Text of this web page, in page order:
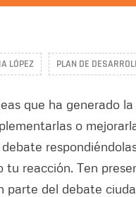
LÓPEZ PLAN DE
que ha generado
o
tu reacción. Ten
parte del debate